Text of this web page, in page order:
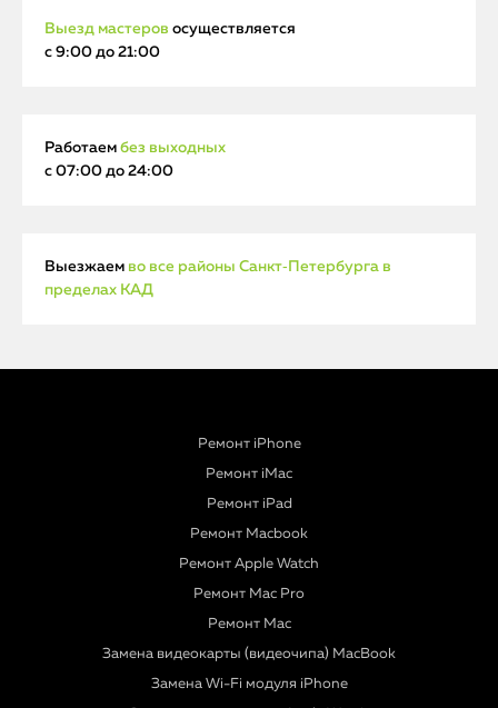
Выезд мастеров осуществляется
с 9:00 до 21:00
Работаем без выходных
с 07:00 до 24:00
Выезжаем во все районы Санкт‑Петербурга в
пределах КАД
Ремонт iPhone
Ремонт iMac
Ремонт iPad
Ремонт Macbook
Ремонт Apple Watch
Ремонт Mac Pro
Ремонт Mac
Замена видеокарты (видеочипа) MacBook
Замена Wi-Fi модуля iPhone